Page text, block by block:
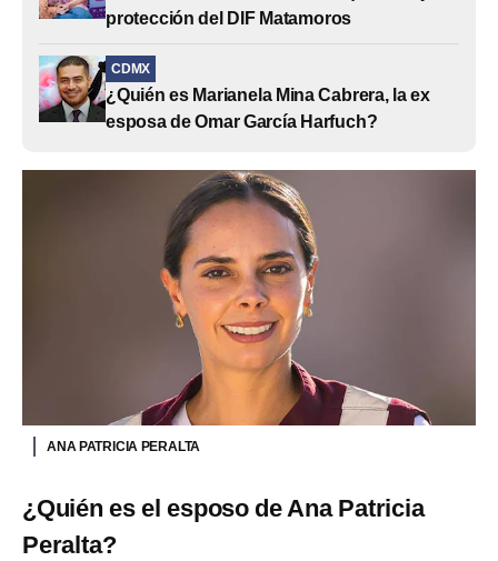
protección del DIF Matamoros
CDMX
¿Quién es Marianela Mina Cabrera, la ex
esposa de Omar García Harfuch?
ANA PATRICIA PERALTA
¿Quién es el esposo de Ana Patricia
Peralta?